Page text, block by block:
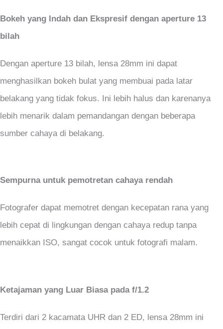
Bokeh yang Indah dan Ekspresif dengan aperture 13
bilah
Dengan aperture 13 bilah, lensa 28mm ini dapat
menghasilkan bokeh bulat yang membuai pada latar
belakang yang tidak fokus. Ini lebih halus dan karenanya
lebih menarik dalam pemandangan dengan beberapa
sumber cahaya di belakang.
Sempurna untuk pemotretan cahaya rendah
Fotografer dapat memotret dengan kecepatan rana yang
lebih cepat di lingkungan dengan cahaya redup tanpa
menaikkan ISO, sangat cocok untuk fotografi malam.
Ketajaman yang Luar Biasa pada f/1.2
Terdiri dari 2 kacamata UHR dan 2 ED, lensa 28mm ini